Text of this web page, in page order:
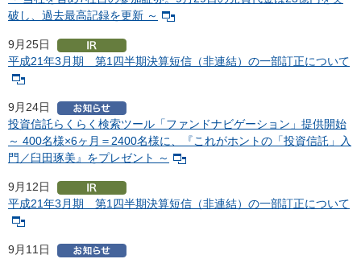
破し、過去最高記録を更新 ～
9月25日
平成21年3月期 第1四半期決算短信（非連結）の一部訂正について
9月24日
投資信託らくらく検索ツール「ファンドナビゲーション」提供開始
～ 400名様×6ヶ月＝2400名様に、『これがホントの「投資信託」入
門／臼田琢美』をプレゼント ～
9月12日
平成21年3月期 第1四半期決算短信（非連結）の一部訂正について
9月11日